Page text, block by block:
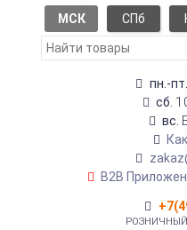
МСК СПб
пн.-пт.
сб.
вс.
B2B